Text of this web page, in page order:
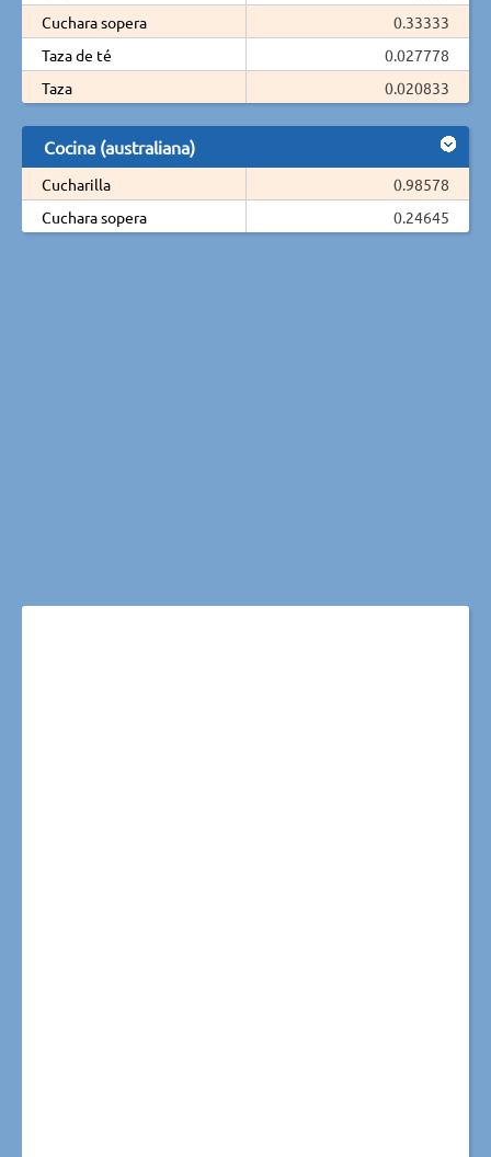
Cuchara sopera
0.33333
Taza de té
0.027778
Taza
0.020833
Cocina (australiana)
Cucharilla
0.98578
Cuchara sopera
0.24645